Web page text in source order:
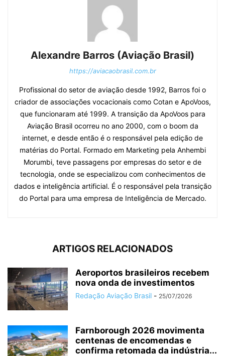
Alexandre Barros (Aviação Brasil)
https://aviacaobrasil.com.br
Profissional do setor de aviação desde 1992, Barros foi o
criador de associações vocacionais como Cotan e ApoVoos,
que funcionaram até 1999. A transição da ApoVoos para
Aviação Brasil ocorreu no ano 2000, com o boom da
internet, e desde então é o responsável pela edição de
matérias do Portal. Formado em Marketing pela Anhembi
Morumbi, teve passagens por empresas do setor e de
tecnologia, onde se especializou com conhecimentos de
dados e inteligência artificial. É o responsável pela transição
do Portal para uma empresa de Inteligência de Mercado.
ARTIGOS RELACIONADOS
Aeroportos brasileiros recebem
nova onda de investimentos
Redação Aviação Brasil - 25/07/2026
Farnborough 2026 movimenta
centenas de encomendas e
confirma retomada da indústria...